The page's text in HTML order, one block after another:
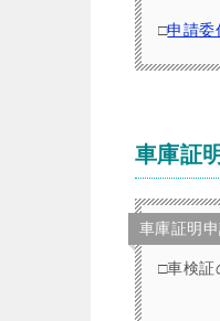
□申請委
車庫証
車庫証明
□車検証